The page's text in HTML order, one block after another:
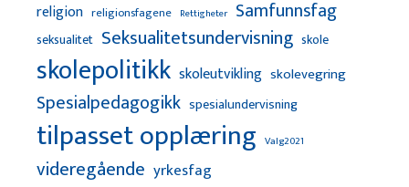
religion religionsfagene Rettigheter Samfunnsfag
seksualitet Seksualitetsundervisning skole
skolepolitikk skoleutvikling skolevegring
Spesialpedagogikk spesialundervisning
tilpasset opplæring Valg2021
videregående yrkesfag